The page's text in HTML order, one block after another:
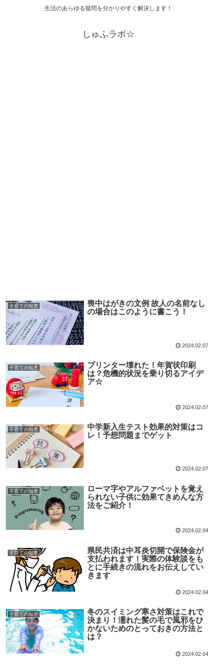
生活のあらゆる疑問を分かりやすく解決します！
しゅふラボ☆
子育ての知恵
喪中はがきの文例 故人の名前なし
の場合はこのように書こう！
2024.02.07
子育ての知恵
プリンター壊れた！年賀状印刷
は？危機的状況を乗り切るアイデ
ア☆
2024.02.07
子育ての知恵
中学新入生テスト効果的対策はコ
レ！予想問題までゲット
2024.02.07
子育ての知恵
ローマ字やアルファベットを覚え
られない子供に効果てきめんな方
法をご紹介！
2024.02.04
子育ての知恵
県民共済は中耳炎切開で保険金が
支払われます！実際の体験談をも
とに手続きの流れをお伝えしてい
きます
2024.02.04
子育ての知恵
冬のスイミング寒さ対策はこれで
決まり！濡れた髪の毛で風邪をひ
かないためのとっておきの方法と
は？
2024.02.04